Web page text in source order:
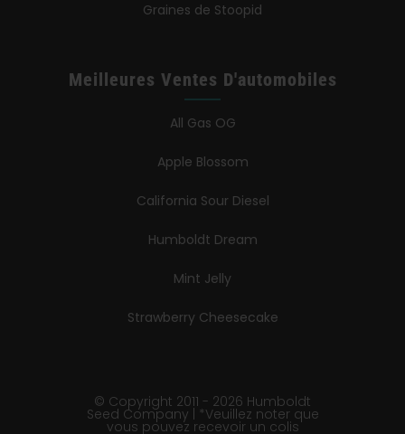
Graines de Stoopid
Meilleures Ventes D'automobiles
All Gas OG
Apple Blossom
California Sour Diesel
Humboldt Dream
Mint Jelly
Strawberry Cheesecake
© Copyright 2011 - 2026 Humboldt
Seed Company | *Veuillez noter que
vous pouvez recevoir un colis